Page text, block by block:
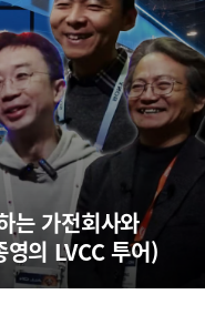
는 가전회사와
의 LVCC 투어)